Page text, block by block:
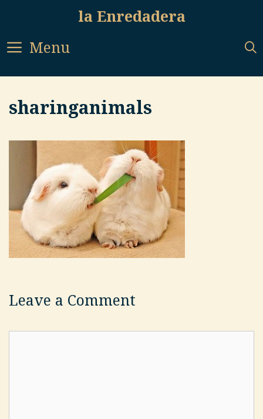
content
la Enredadera
Menu
sharinganimals
Leave a Comment